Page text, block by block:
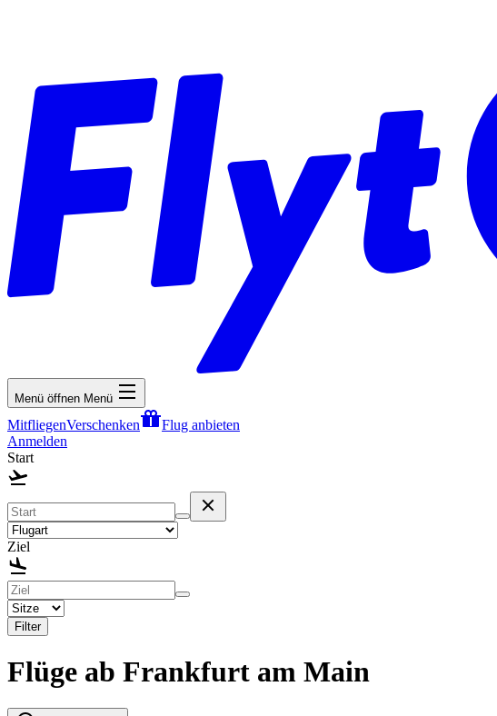
Menü öffnen Menü
MitfliegenVerschenken
Flug anbieten
Anmelden
Start
Ziel
Filter
Flüge ab Frankfurt am Main